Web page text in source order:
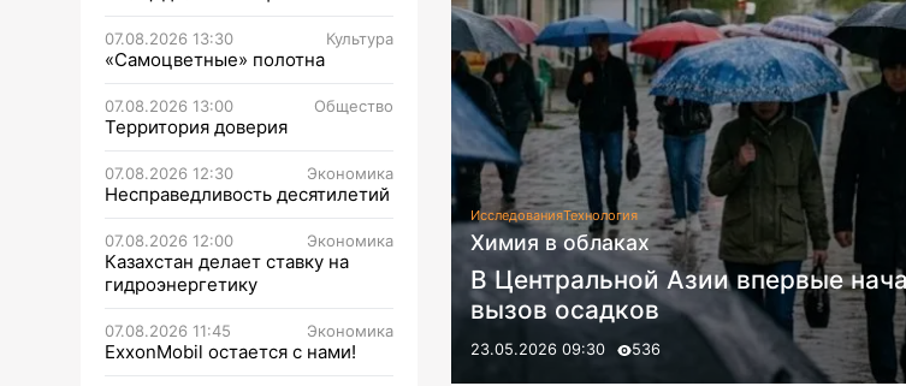
07.08.2026 13:30 Культура
«Самоцветные» полотна
07.08.2026 13:00 Общество
Территория доверия
07.08.2026 12:30 Экономика
Несправедливость десятилетий
07.08.2026 12:00 Экономика
Казахстан делает ставку на
гидроэнергетику
07.08.2026 11:45 Экономика
ExxonMobil остается с нами!
ИсследованияТехнология
Химия в облаках
В Центральной Азии впервые
вызов осадков
23.05.2026 09:30 536